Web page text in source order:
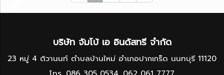
บริษัท จัมโบ้ เอ อินดัสทรี จำกัด
23 หมู่ 4 ติวานนท์ ตำบลบ้านใหม่ อำเภอปากเกร็ด นนทบุรี 11120